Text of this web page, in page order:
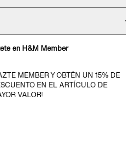
en H&M Member
MEMBER Y OBTÉN UN 15% DE
EN EL ARTÍCULO DE
VALOR!